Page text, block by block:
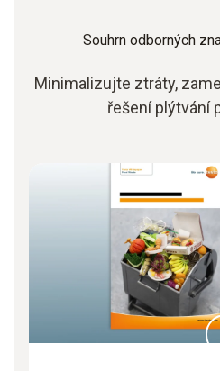
Souhrn odborných
Minimalizujte ztráty,
řešení plýtvání